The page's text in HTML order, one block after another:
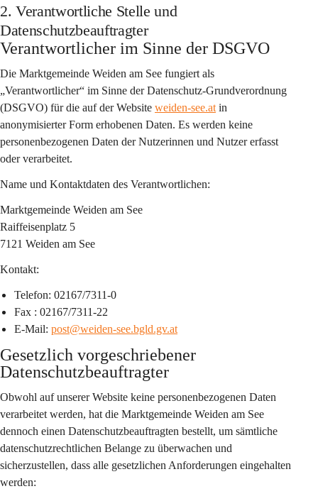
2. Verantwortliche Stelle und
Datenschutzbeauftragter
Verantwortlicher im Sinne der DSGVO
Die Marktgemeinde Weiden am See fungiert als
„Verantwortlicher“ im Sinne der Datenschutz-Grundverordnung
(DSGVO) für die auf der Website weiden-see.at in
anonymisierter Form erhobenen Daten. Es werden keine
personenbezogenen Daten der Nutzerinnen und Nutzer erfasst
oder verarbeitet.
Name und Kontaktdaten des Verantwortlichen:
Marktgemeinde Weiden am See
Raiffeisenplatz 5
7121 Weiden am See
Kontakt:
Telefon: 02167/7311-0
Fax : 02167/7311-22
E-Mail: post@weiden-see.bgld.gv.at
Gesetzlich vorgeschriebener
Datenschutzbeauftragter
Obwohl auf unserer Website keine personenbezogenen Daten
verarbeitet werden, hat die Marktgemeinde Weiden am See
dennoch einen Datenschutzbeauftragten bestellt, um sämtliche
datenschutzrechtlichen Belange zu überwachen und
sicherzustellen, dass alle gesetzlichen Anforderungen eingehalten
werden: